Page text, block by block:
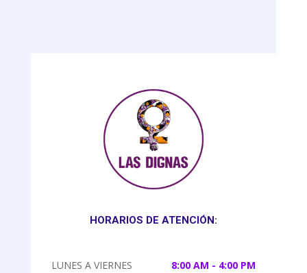
HORARIOS DE ATENCIÓN:
LUNES A VIERNES 8:00 AM - 4:00 PM